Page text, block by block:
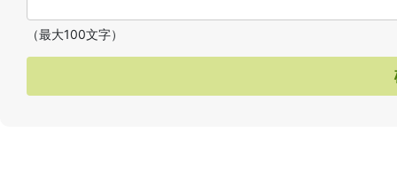
（最大100文字）